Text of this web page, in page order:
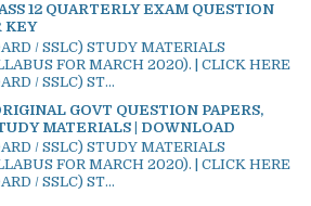
12 QUARTERLY EXAM QUESTION
KEY
/ SSLC) STUDY MATERIALS
FOR MARCH 2020). | CLICK HERE
/ SSLC) ST...
GOVT QUESTION PAPERS,
MATERIALS | DOWNLOAD
/ SSLC) STUDY MATERIALS
FOR MARCH 2020). | CLICK HERE
/ SSLC) ST...